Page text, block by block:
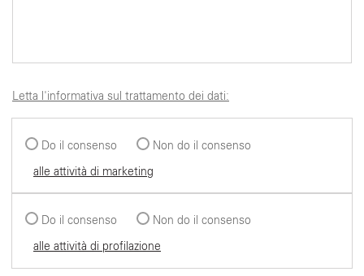
Letta l'informativa sul trattamento dei dati:
Do il consenso
Non do il consenso
alle attività di marketing
Do il consenso
Non do il consenso
alle attività di profilazione